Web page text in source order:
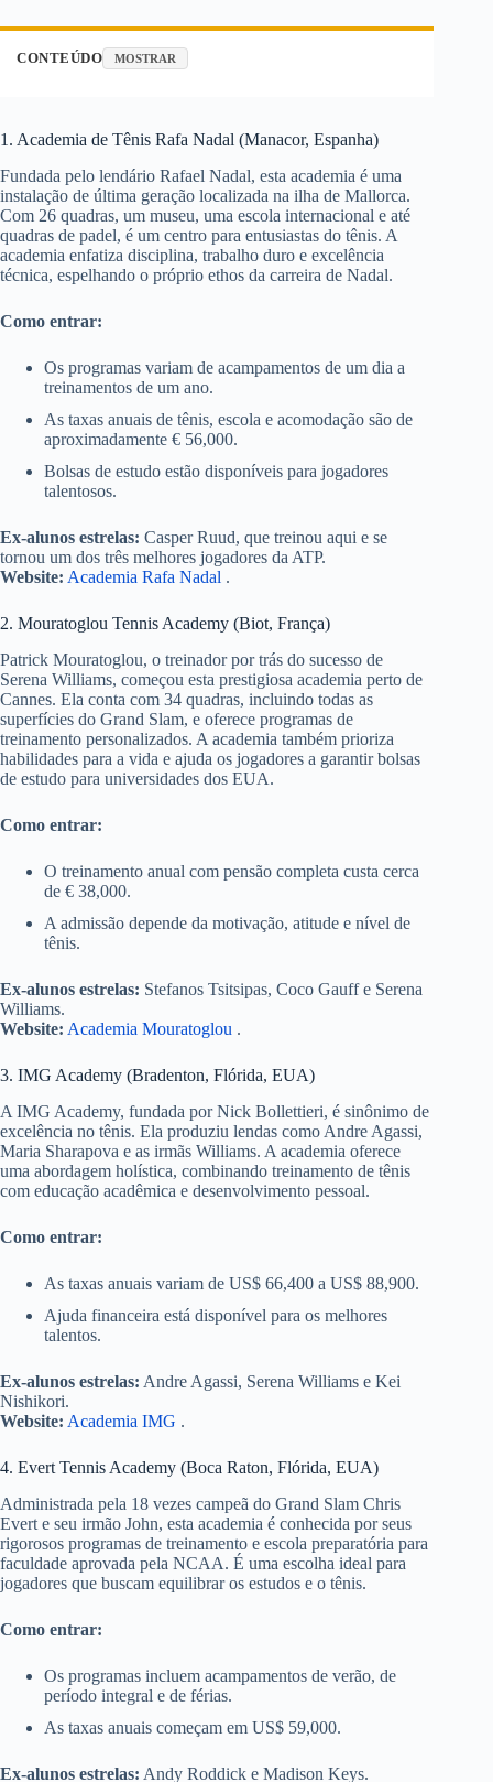
CONTEÚDO MOSTRAR
1. Academia de Tênis Rafa Nadal (Manacor, Espanha)
Fundada pelo lendário Rafael Nadal, esta academia é uma
instalação de última geração localizada na ilha de Mallorca.
Com 26 quadras, um museu, uma escola internacional e até
quadras de padel, é um centro para entusiastas do tênis. A
academia enfatiza disciplina, trabalho duro e excelência
técnica, espelhando o próprio ethos da carreira de Nadal.
Como entrar:
Os programas variam de acampamentos de um dia a
treinamentos de um ano.
As taxas anuais de tênis, escola e acomodação são de
aproximadamente € 56,000.
Bolsas de estudo estão disponíveis para jogadores
talentosos.
Ex-alunos estrelas: Casper Ruud, que treinou aqui e se
tornou um dos três melhores jogadores da ATP.
Website: Academia Rafa Nadal .
2. Mouratoglou Tennis Academy (Biot, França)
Patrick Mouratoglou, o treinador por trás do sucesso de
Serena Williams, começou esta prestigiosa academia perto de
Cannes. Ela conta com 34 quadras, incluindo todas as
superfícies do Grand Slam, e oferece programas de
treinamento personalizados. A academia também prioriza
habilidades para a vida e ajuda os jogadores a garantir bolsas
de estudo para universidades dos EUA.
Como entrar:
O treinamento anual com pensão completa custa cerca
de € 38,000.
A admissão depende da motivação, atitude e nível de
tênis.
Ex-alunos estrelas: Stefanos Tsitsipas, Coco Gauff e Serena
Williams.
Website: Academia Mouratoglou .
3. IMG Academy (Bradenton, Flórida, EUA)
A IMG Academy, fundada por Nick Bollettieri, é sinônimo de
excelência no tênis. Ela produziu lendas como Andre Agassi,
Maria Sharapova e as irmãs Williams. A academia oferece
uma abordagem holística, combinando treinamento de tênis
com educação acadêmica e desenvolvimento pessoal.
Como entrar:
As taxas anuais variam de US$ 66,400 a US$ 88,900.
Ajuda financeira está disponível para os melhores
talentos.
Ex-alunos estrelas: Andre Agassi, Serena Williams e Kei
Nishikori.
Website: Academia IMG .
4. Evert Tennis Academy (Boca Raton, Flórida, EUA)
Administrada pela 18 vezes campeã do Grand Slam Chris
Evert e seu irmão John, esta academia é conhecida por seus
rigorosos programas de treinamento e escola preparatória para
faculdade aprovada pela NCAA. É uma escolha ideal para
jogadores que buscam equilibrar os estudos e o tênis.
Como entrar:
Os programas incluem acampamentos de verão, de
período integral e de férias.
As taxas anuais começam em US$ 59,000.
Ex-alunos estrelas: Andy Roddick e Madison Keys.